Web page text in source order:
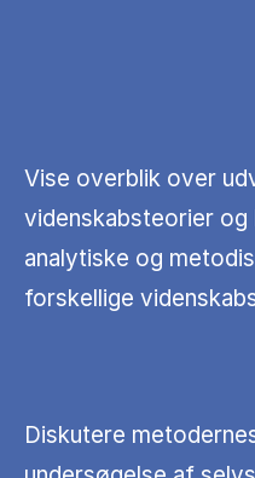
Vise overblik over
videnskabsteorier og
analytiske og
forskellige
Diskutere